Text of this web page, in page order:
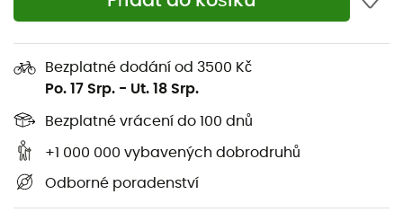
Bezplatné dodání od 3500 Kč
Po. 17 Srp. - Ut. 18 Srp.
Bezplatné vrácení do 100 dnů
+1 000 000 vybavených dobrodruhů
Odborné poradenství